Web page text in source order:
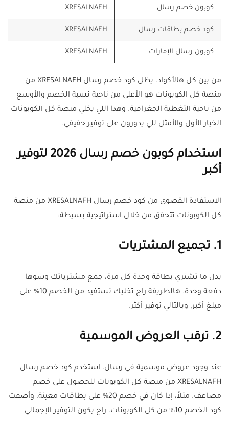
كوبون خصم رسال XRESALNAFH
كود خصم بطاقات رسال XRESALNAFH
كوبون رسال الإمارات XRESALNAFH
من بين كل هالأكواد، يظل كود خصم رسال XRESALNAFH من
منصة كل الكوبونات هو الأعلى من ناحية نسبة الخصم والأوسع
من ناحية التغطية الجغرافية. وهذا اللي يخلي منصة كل الكوبونات
الخيار الأول والأمثل للي يدورون على توفير حقيقي.
استخدام كوبون خصم رسال 2026 لتوفير
أكبر
الاستفادة القصوى من كود خصم رسال XRESALNAFH من منصة
كل الكوبونات تتحقق من خلال استراتيجية بسيطة:
1. تجميع المشتريات
بدل ما تشتري بطاقة وحدة كل مرة، جمع مشترياتك وسوها
دفعة وحدة. هالطريقة راح تخليك تستفيد من الخصم 10% على
مبلغ أكبر، وبالتالي توفير أكثر.
2. ترقب العروض الموسمية
عند وجود عروض موسمية في رسال، استخدم كود خصم رسال
XRESALNAFH من منصة كل الكوبونات للحصول على خصم
مضاعف. مثلاً، إذا كان في خصم 20% على بطاقات معينة، وأضفت
كود الخصم 10% من كل الكوبونات، راح يكون التوفير الإجمالي